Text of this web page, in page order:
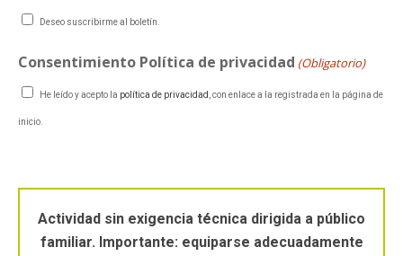
Deseo suscribirme al boletín.
Consentimiento Política de privacidad (Obligatorio)
He leído y acepto la política de privacidad , con enlace a la registrada en la página de
inicio.
Actividad sin exigencia técnica dirigida a público
familiar. Importante: equiparse adecuadamente